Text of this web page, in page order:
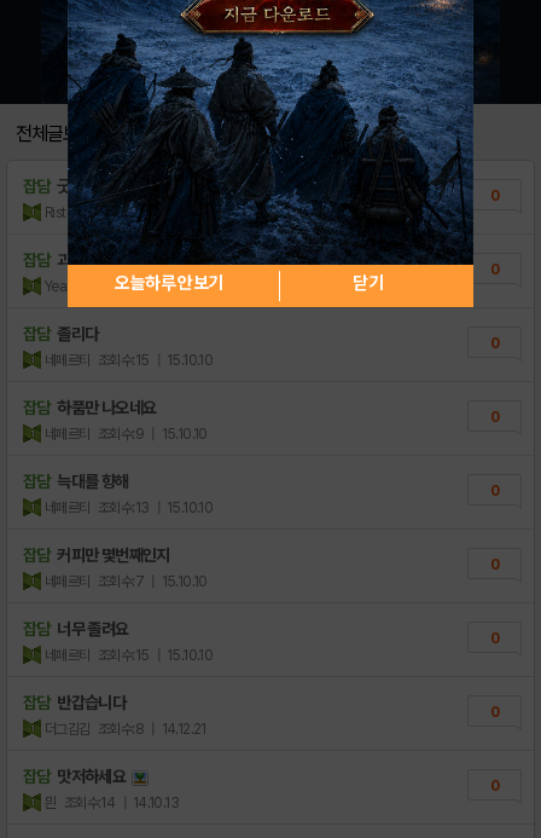
전체글보기
잡담 굿모닝~
Ristorante 조회수:9 | 16.08.31
0
잡담 괴밀 미쿠 콜라보
Year Channel 조회수:9 | 16.05.29
0
잡담 졸리다
네페르티 조회수:15 | 15.10.10
0
잡담 하품만 나오네요
네페르티 조회수:9 | 15.10.10
0
잡담 늑대를 향해
네페르티 조회수:13 | 15.10.10
0
잡담 커피만 몇번째인지
네페르티 조회수:7 | 15.10.10
0
잡담 너무 졸려요
네페르티 조회수:15 | 15.10.10
0
잡담 반갑습니다
더그김김 조회수:8 | 14.12.21
0
잡담 맛저하세요
믠 조회수:14 | 14.10.13
0
오늘하루 안보기 닫기